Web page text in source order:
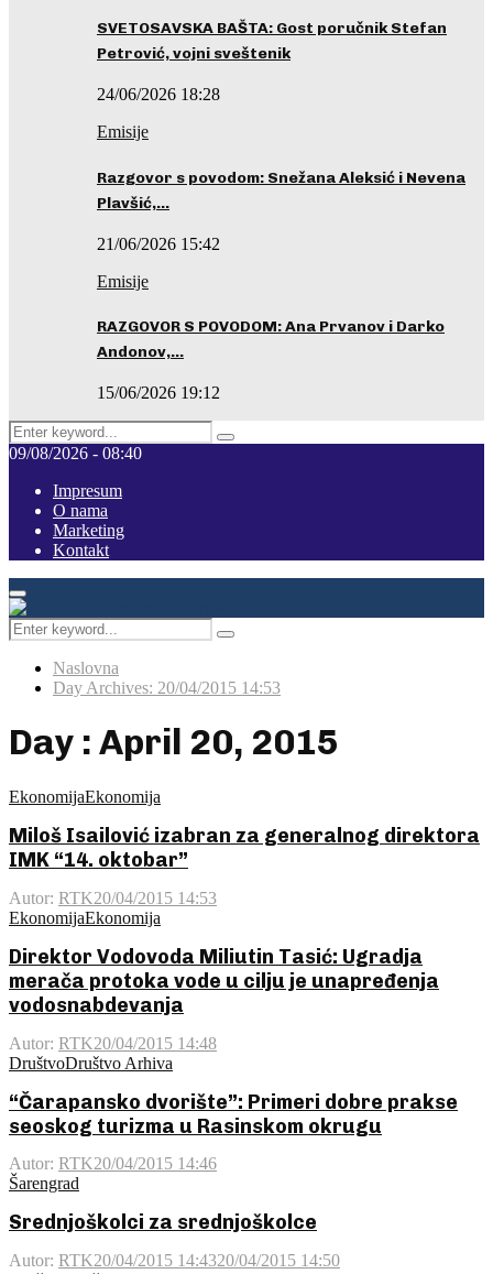
SVETOSAVSKA BAŠTA: Gost poručnik Stefan
Petrović, vojni sveštenik
24/06/2026 18:28
Emisije
Razgovor s povodom: Snežana Aleksić i Nevena
Plavšić,…
21/06/2026 15:42
Emisije
RAZGOVOR S POVODOM: Ana Prvanov i Darko
Andonov,…
15/06/2026 19:12
Search
for:
Pretraga
09/08/2026 - 08:40
Impresum
O nama
Marketing
Kontakt
Facebook
Instagram
Youtube
Primary
Menu
Search
for:
Pretraga
Naslovna
Day Archives: 20/04/2015 14:53
Day : April 20, 2015
EkonomijaEkonomija
Miloš Isailović izabran za generalnog direktora
IMK “14. oktobar”
Autor: RTK20/04/2015 14:53
EkonomijaEkonomija
Direktor Vodovoda Miliutin Tasić: Ugradja
merača protoka vode u cilju je unapređenja
vodosnabdevanja
Autor: RTK20/04/2015 14:48
DruštvoDruštvo Arhiva
“Čarapansko dvorište”: Primeri dobre prakse
seoskog turizma u Rasinskom okrugu
Autor: RTK20/04/2015 14:46
Šarengrad
Srednjoškolci za srednjoškolce
Autor: RTK20/04/2015 14:4320/04/2015 14:50